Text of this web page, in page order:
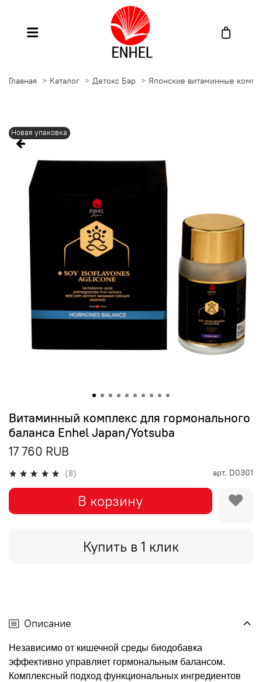
Главная Каталог Детокс Бар Японские витаминные
Новая упаковка
(8) арт. D0301
Витаминный комплекс для гормонального
баланса Enhel Japan/Yotsuba
17 760 RUB
В корзину
Купить в 1 клик
Описание
Независимо от кишечной среды биодобавка
эффективно управляет гормональным балансом.
Комплексный подход функциональных ингредиентов